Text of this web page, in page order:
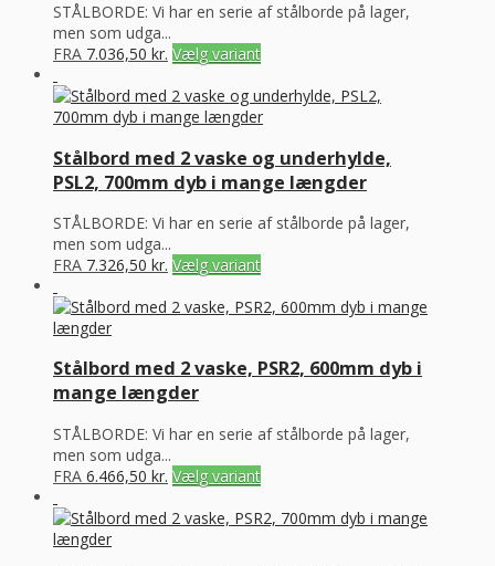
STÅLBORDE: Vi har en serie af stålborde på lager,
men som udga...
FRA 7.036,50 kr. Vælg variant
Stålbord med 2 vaske og underhylde,
PSL2, 700mm dyb i mange længder
STÅLBORDE: Vi har en serie af stålborde på lager,
men som udga...
FRA 7.326,50 kr. Vælg variant
Stålbord med 2 vaske, PSR2, 600mm dyb i
mange længder
STÅLBORDE: Vi har en serie af stålborde på lager,
men som udga...
FRA 6.466,50 kr. Vælg variant